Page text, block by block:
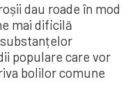
dau roade în mod
mai dificilă
populare care vor
bolilor comune